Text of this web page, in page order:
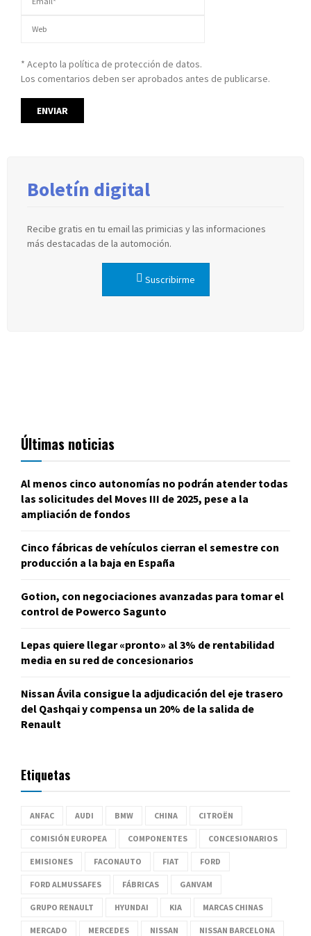
* Acepto la política de protección de datos.
Los comentarios deben ser aprobados antes de publicarse.
Boletín digital
Recibe gratis en tu email las primicias y las informaciones
más destacadas de la automoción.
Suscribirme
Últimas noticias
Al menos cinco autonomías no podrán atender todas
las solicitudes del Moves III de 2025, pese a la
ampliación de fondos
Cinco fábricas de vehículos cierran el semestre con
producción a la baja en España
Gotion, con negociaciones avanzadas para tomar el
control de Powerco Sagunto
Lepas quiere llegar «pronto» al 3% de rentabilidad
media en su red de concesionarios
Nissan Ávila consigue la adjudicación del eje trasero
del Qashqai y compensa un 20% de la salida de
Renault
Etiquetas
ANFAC AUDI BMW CHINA CITROËN
COMISIÓN EUROPEA COMPONENTES CONCESIONARIOS
EMISIONES FACONAUTO FIAT FORD
FORD ALMUSSAFES FÁBRICAS GANVAM
GRUPO RENAULT HYUNDAI KIA MARCAS CHINAS
MERCADO MERCEDES NISSAN NISSAN BARCELONA